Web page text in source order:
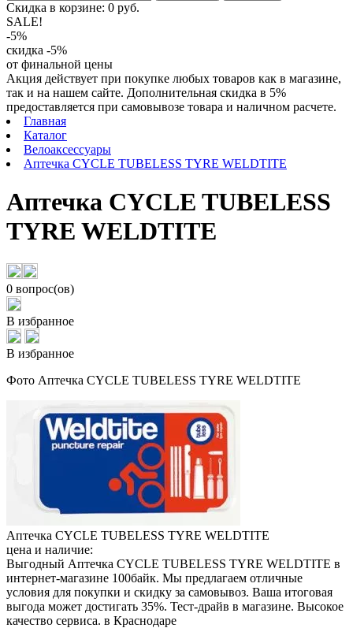
Скидка в корзине: 0 руб.
SALE!
-5%
скидка -5%
от финальной цены
Акция действует при покупке любых товаров как в магазине,
так и на нашем сайте. Дополнительная скидка в 5%
предоставляется при самовывозе товара и наличном расчете.
Главная
Каталог
Велоаксессуары
Аптечка CYCLE TUBELESS TYRE WELDTITE
Аптечка CYCLE TUBELESS
TYRE WELDTITE
0 вопрос(ов)
В избранное
В избранное
Фото Аптечка CYCLE TUBELESS TYRE WELDTITE
Аптечка CYCLE TUBELESS TYRE WELDTITE
цена и наличие:
Выгодный Аптечка CYCLE TUBELESS TYRE WELDTITE в
интернет-магазине 100байк. Мы предлагаем отличные
условия для покупки и скидку за самовывоз. Ваша итоговая
выгода может достигать 35%. Тест-драйв в магазине. Высокое
качество сервиса. в Краснодаре